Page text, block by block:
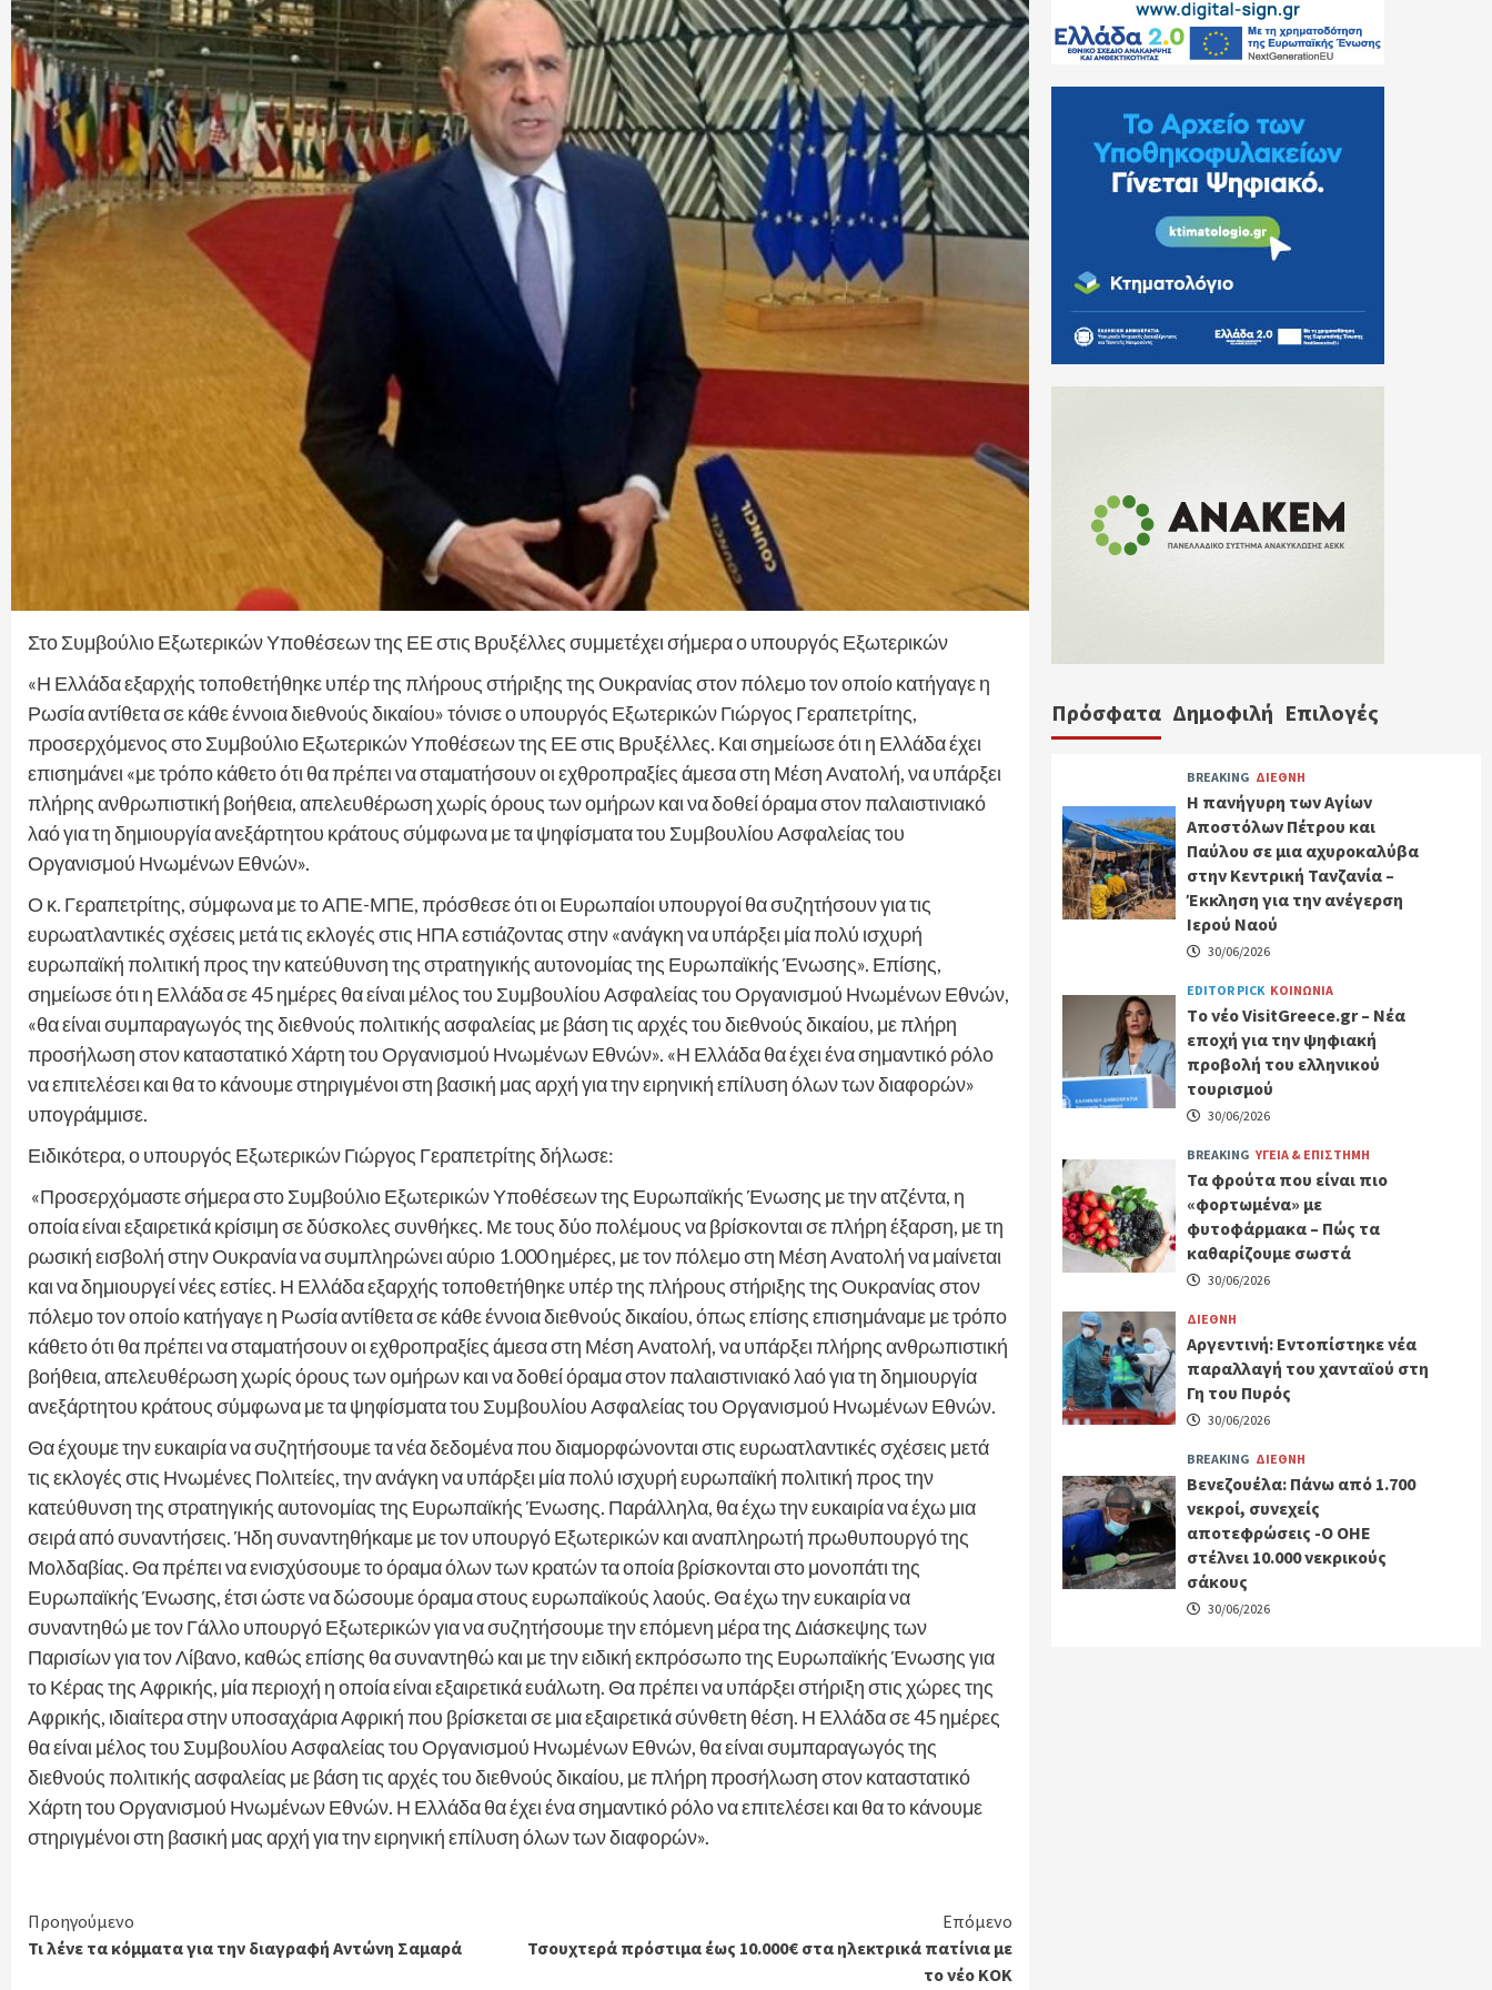
Στο Συμβούλιο Εξωτερικών Υποθέσεων της ΕΕ στις Βρυξέλλες συμμετέχει σήμερα ο υπουργός Εξωτερικών
«Η Ελλάδα εξαρχής τοποθετήθηκε υπέρ της πλήρους στήριξης της Ουκρανίας στον πόλεμο τον οποίο κατήγαγε η
Ρωσία αντίθετα σε κάθε έννοια διεθνούς δικαίου» τόνισε ο υπουργός Εξωτερικών Γιώργος Γεραπετρίτης,
προσερχόμενος στο Συμβούλιο Εξωτερικών Υποθέσεων της ΕΕ στις Βρυξέλλες. Και σημείωσε ότι η Ελλάδα έχει
επισημάνει «με τρόπο κάθετο ότι θα πρέπει να σταματήσουν οι εχθροπραξίες άμεσα στη Μέση Ανατολή, να υπάρξει
πλήρης ανθρωπιστική βοήθεια, απελευθέρωση χωρίς όρους των ομήρων και να δοθεί όραμα στον παλαιστινιακό
λαό για τη δημιουργία ανεξάρτητου κράτους σύμφωνα με τα ψηφίσματα του Συμβουλίου Ασφαλείας του
Οργανισμού Ηνωμένων Εθνών».
Ο κ. Γεραπετρίτης, σύμφωνα με το ΑΠΕ-ΜΠΕ, πρόσθεσε ότι οι Ευρωπαίοι υπουργοί θα συζητήσουν για τις
ευρωατλαντικές σχέσεις μετά τις εκλογές στις ΗΠΑ εστιάζοντας στην «ανάγκη να υπάρξει μία πολύ ισχυρή
ευρωπαϊκή πολιτική προς την κατεύθυνση της στρατηγικής αυτονομίας της Ευρωπαϊκής Ένωσης». Επίσης,
σημείωσε ότι η Ελλάδα σε 45 ημέρες θα είναι μέλος του Συμβουλίου Ασφαλείας του Οργανισμού Ηνωμένων Εθνών,
«θα είναι συμπαραγωγός της διεθνούς πολιτικής ασφαλείας με βάση τις αρχές του διεθνούς δικαίου, με πλήρη
προσήλωση στον καταστατικό Χάρτη του Οργανισμού Ηνωμένων Εθνών». «Η Ελλάδα θα έχει ένα σημαντικό ρόλο
να επιτελέσει και θα το κάνουμε στηριγμένοι στη βασική μας αρχή για την ειρηνική επίλυση όλων των διαφορών»
υπογράμμισε.
Ειδικότερα, ο υπουργός Εξωτερικών Γιώργος Γεραπετρίτης δήλωσε:
«Προσερχόμαστε σήμερα στο Συμβούλιο Εξωτερικών Υποθέσεων της Ευρωπαϊκής Ένωσης με την ατζέντα, η
οποία είναι εξαιρετικά κρίσιμη σε δύσκολες συνθήκες. Με τους δύο πολέμους να βρίσκονται σε πλήρη έξαρση, με τη
ρωσική εισβολή στην Ουκρανία να συμπληρώνει αύριο 1.000 ημέρες, με τον πόλεμο στη Μέση Ανατολή να μαίνεται
και να δημιουργεί νέες εστίες. Η Ελλάδα εξαρχής τοποθετήθηκε υπέρ της πλήρους στήριξης της Ουκρανίας στον
πόλεμο τον οποίο κατήγαγε η Ρωσία αντίθετα σε κάθε έννοια διεθνούς δικαίου, όπως επίσης επισημάναμε με τρόπο
κάθετο ότι θα πρέπει να σταματήσουν οι εχθροπραξίες άμεσα στη Μέση Ανατολή, να υπάρξει πλήρης ανθρωπιστική
βοήθεια, απελευθέρωση χωρίς όρους των ομήρων και να δοθεί όραμα στον παλαιστινιακό λαό για τη δημιουργία
ανεξάρτητου κράτους σύμφωνα με τα ψηφίσματα του Συμβουλίου Ασφαλείας του Οργανισμού Ηνωμένων Εθνών.
Θα έχουμε την ευκαιρία να συζητήσουμε τα νέα δεδομένα που διαμορφώνονται στις ευρωατλαντικές σχέσεις μετά
τις εκλογές στις Ηνωμένες Πολιτείες, την ανάγκη να υπάρξει μία πολύ ισχυρή ευρωπαϊκή πολιτική προς την
κατεύθυνση της στρατηγικής αυτονομίας της Ευρωπαϊκής Ένωσης. Παράλληλα, θα έχω την ευκαιρία να έχω μια
σειρά από συναντήσεις. Ήδη συναντηθήκαμε με τον υπουργό Εξωτερικών και αναπληρωτή πρωθυπουργό της
Μολδαβίας. Θα πρέπει να ενισχύσουμε το όραμα όλων των κρατών τα οποία βρίσκονται στο μονοπάτι της
Ευρωπαϊκής Ένωσης, έτσι ώστε να δώσουμε όραμα στους ευρωπαϊκούς λαούς. Θα έχω την ευκαιρία να
συναντηθώ με τον Γάλλο υπουργό Εξωτερικών για να συζητήσουμε την επόμενη μέρα της Διάσκεψης των
Παρισίων για τον Λίβανο, καθώς επίσης θα συναντηθώ και με την ειδική εκπρόσωπο της Ευρωπαϊκής Ένωσης για
το Κέρας της Αφρικής, μία περιοχή η οποία είναι εξαιρετικά ευάλωτη. Θα πρέπει να υπάρξει στήριξη στις χώρες της
Αφρικής, ιδιαίτερα στην υποσαχάρια Αφρική που βρίσκεται σε μια εξαιρετικά σύνθετη θέση. Η Ελλάδα σε 45 ημέρες
θα είναι μέλος του Συμβουλίου Ασφαλείας του Οργανισμού Ηνωμένων Εθνών, θα είναι συμπαραγωγός της
διεθνούς πολιτικής ασφαλείας με βάση τις αρχές του διεθνούς δικαίου, με πλήρη προσήλωση στον καταστατικό
Χάρτη του Οργανισμού Ηνωμένων Εθνών. Η Ελλάδα θα έχει ένα σημαντικό ρόλο να επιτελέσει και θα το κάνουμε
στηριγμένοι στη βασική μας αρχή για την ειρηνική επίλυση όλων των διαφορών».
Continue
Reading
Προηγούμενο
Τι λένε τα κόμματα για την διαγραφή Αντώνη Σαμαρά
Επόμενο
Τσουχτερά πρόστιμα έως 10.000€ στα ηλεκτρικά πατίνια με
το νέο ΚΟΚ
Πρόσφατα Δημοφιλή Επιλογές
BREAKING ΔΙΕΘΝΗ
Η πανήγυρη των Αγίων
Αποστόλων Πέτρου και
Παύλου σε μια αχυροκαλύβα
στην Κεντρική Τανζανία –
Έκκληση για την ανέγερση
Ιερού Ναού
30/06/2026
EDITOR PICK ΚΟΙΝΩΝΙΑ
Tο νέο VisitGreece.gr – Νέα
εποχή για την ψηφιακή
προβολή του ελληνικού
τουρισμού
30/06/2026
BREAKING ΥΓΕΙΑ & ΕΠΙΣΤΗΜΗ
Τα φρούτα που είναι πιο
«φορτωμένα» με
φυτοφάρμακα – Πώς τα
καθαρίζουμε σωστά
30/06/2026
ΔΙΕΘΝΗ
Αργεντινή: Εντοπίστηκε νέα
παραλλαγή του χανταϊού στη
Γη του Πυρός
30/06/2026
BREAKING ΔΙΕΘΝΗ
Βενεζουέλα: Πάνω από 1.700
νεκροί, συνεχείς
αποτεφρώσεις -Ο ΟΗΕ
στέλνει 10.000 νεκρικούς
σάκους
30/06/2026